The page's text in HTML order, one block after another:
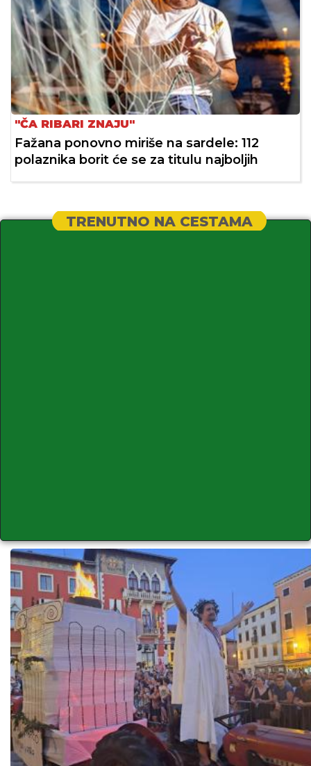
"ČA RIBARI ZNAJU"
Fažana ponovno miriše na sardele: 112
polaznika borit će se za titulu najboljih
TRENUTNO NA CESTAMA